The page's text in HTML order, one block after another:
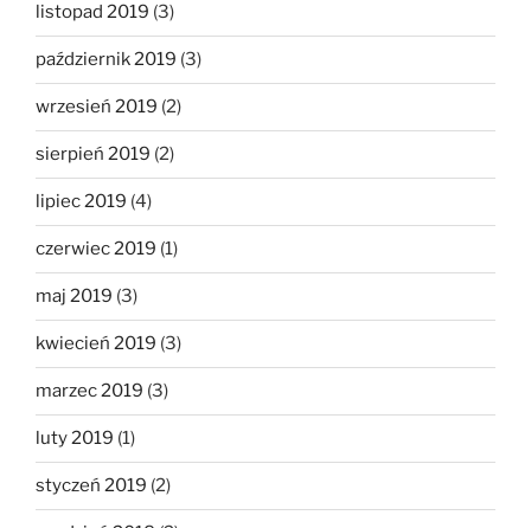
listopad 2019 (3)
październik 2019 (3)
wrzesień 2019 (2)
sierpień 2019 (2)
lipiec 2019 (4)
czerwiec 2019 (1)
maj 2019 (3)
kwiecień 2019 (3)
marzec 2019 (3)
luty 2019 (1)
styczeń 2019 (2)